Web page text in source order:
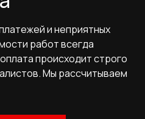
и неприятных
работ всегда
происходит строго
Мы рассчитываем